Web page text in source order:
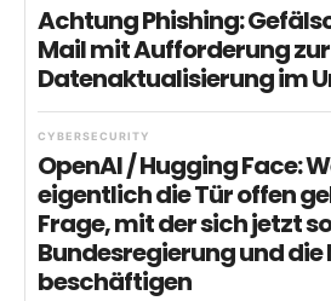
Achtung Phishing:
Mail mit Aufforderung zur
Datenaktualisierung im
CYBERSECURITY
OpenAI / Hugging Face:
eigentlich die Tür offen
Frage, mit der sich jetzt
Bundesregierung und
beschäftigen